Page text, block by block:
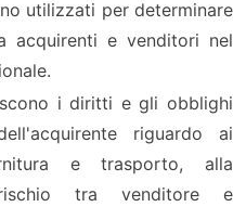
utilizzati per determinare
e venditori nel
i diritti e gli obblighi
riguardo ai
e trasporto, alla
tra venditore e